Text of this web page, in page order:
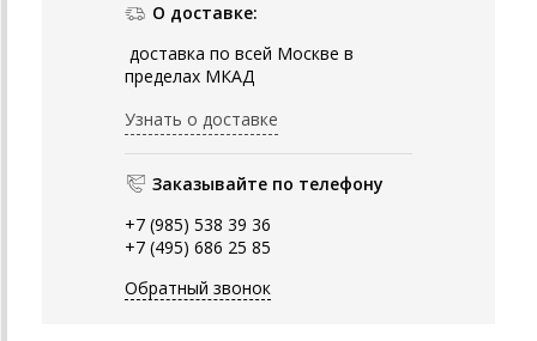
О доставке:
доставка по всей Москве в
пределах МКАД
Узнать о доставке
Заказывайте по телефону
+7 (985) 538 39 36
+7 (495) 686 25 85
Обратный звонок